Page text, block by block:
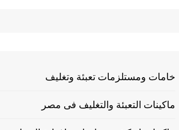
خامات ومستلزمات تعبئة وتغليف
ماكينات التعبئة والتغليف فى مصر